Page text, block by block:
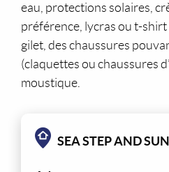
eau, protections solaires,
préférence, lycras ou t-
gilet, des chaussures
(claquettes ou chaussures
moustique.
SEA STEP AND SUN